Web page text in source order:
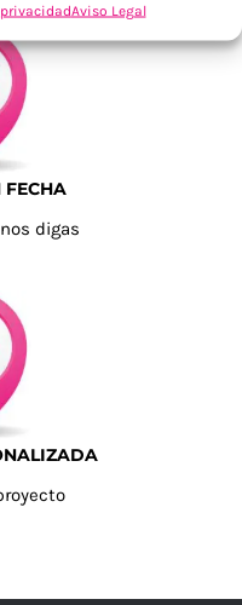
Aviso Legal
FECHA
digas